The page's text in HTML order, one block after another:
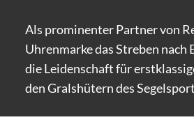
Als prominenter Partner von
Uhrenmarke das Streben nach
die Leidenschaft für
den Gralshütern des